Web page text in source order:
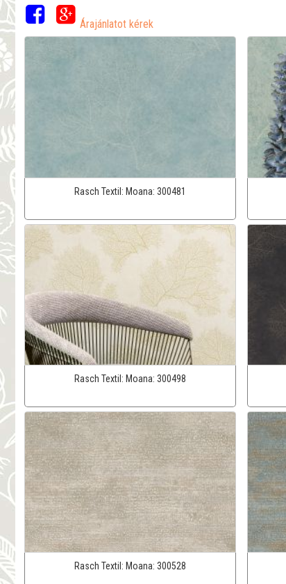
Árajánlatot kérek
Rasch Textil: Moana: 300481
Rasch Textil: Moana: 300498
Rasch Textil: Moana: 300528